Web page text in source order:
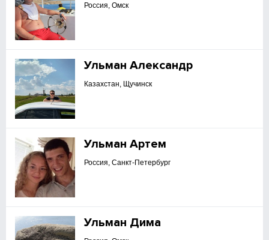
Россия, Омск
Ульман Александр
Казахстан, Щучинск
Ульман Артем
Россия, Санкт-Петербург
Ульман Дима